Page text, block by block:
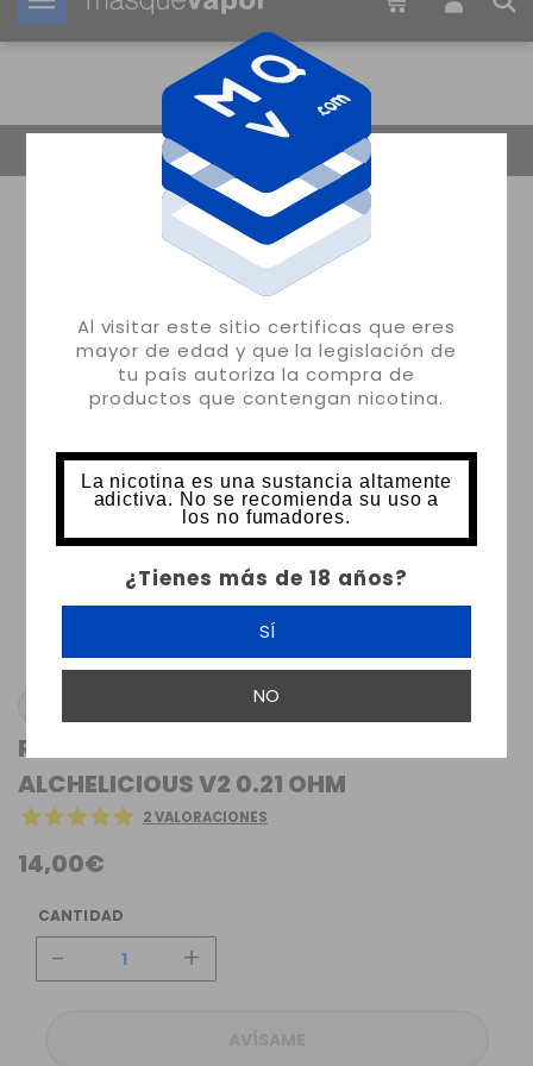
Al visitar este sitio certificas que eres
mayor de edad y que la legislación de
tu país autoriza la compra de
productos que contengan nicotina.
La nicotina es una sustancia altamente
adictiva. No se recomienda su uso a
los no fumadores.
¿Tienes más de 18 años?
SÍ
NO
Tu pedido puede ser enviado en 46m: 48s
RESISTENCIA ARTESANAL TOBAL COILS
ALCHELICIOUS V2 0.21 OHM
2 VALORACIONES
14,00€
CANTIDAD
- +